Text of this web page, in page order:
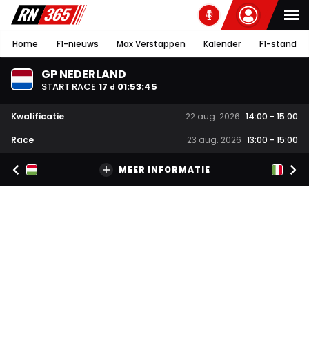
Home F1-nieuws Max Verstappen Kalender F1-stand
GP NEDERLAND
START RACE 17 d 01:53:45
Kwalificatie 22 aug. 2026 14:00 - 15:00
Race
23 aug. 2026 13:00 - 15:00
MEER INFORMATIE